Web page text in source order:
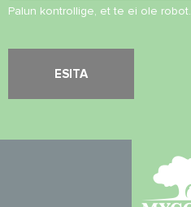
Palun kontrollige, et te ei ole robot.